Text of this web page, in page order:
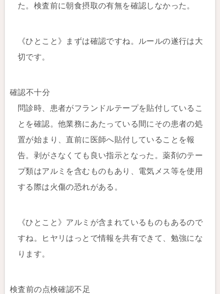
た。検査前に朝食摂取の有無を確認しなかった。
《ひとこと》まずは確認ですね。ルールの遂行は大
切です。
確認不十分
問診時、患者がフランドルテープを貼付しているこ
とを確認。他業務にあたっている間にその患者の処
置が始まり、直前に医師へ貼付していることを報
告。剥がさなくても良い指示となった。薬剤のテー
プ類はアルミを含むものもあり、電気メス等を使用
する際は火傷の恐れがある。
《ひとこと》アルミが含まれているものもあるので
すね。ヒヤリはっとで情報を共有できて、勉強にな
ります。
検査前の点検確認不足